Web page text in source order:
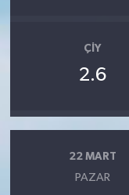
ÇIY
2.6
22 MART
PAZAR